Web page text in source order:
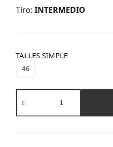
Tiro: INTERMEDIO
TALLES SIMPLE
46
Art.
824
|